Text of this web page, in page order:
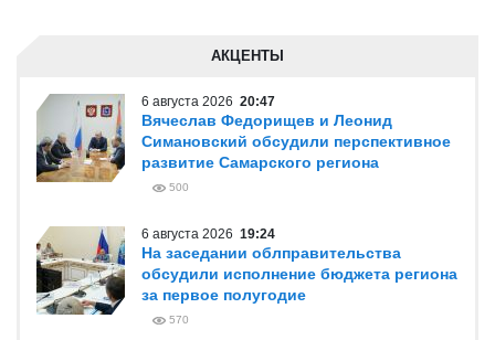
АКЦЕНТЫ
6 августа 2026 20:47
Вячеслав Федорищев и Леонид
Симановский обсудили перспективное
развитие Самарского региона
500
6 августа 2026 19:24
На заседании облправительства
обсудили исполнение бюджета региона
за первое полугодие
570